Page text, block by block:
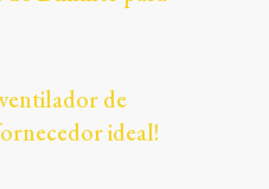
de
ideal!